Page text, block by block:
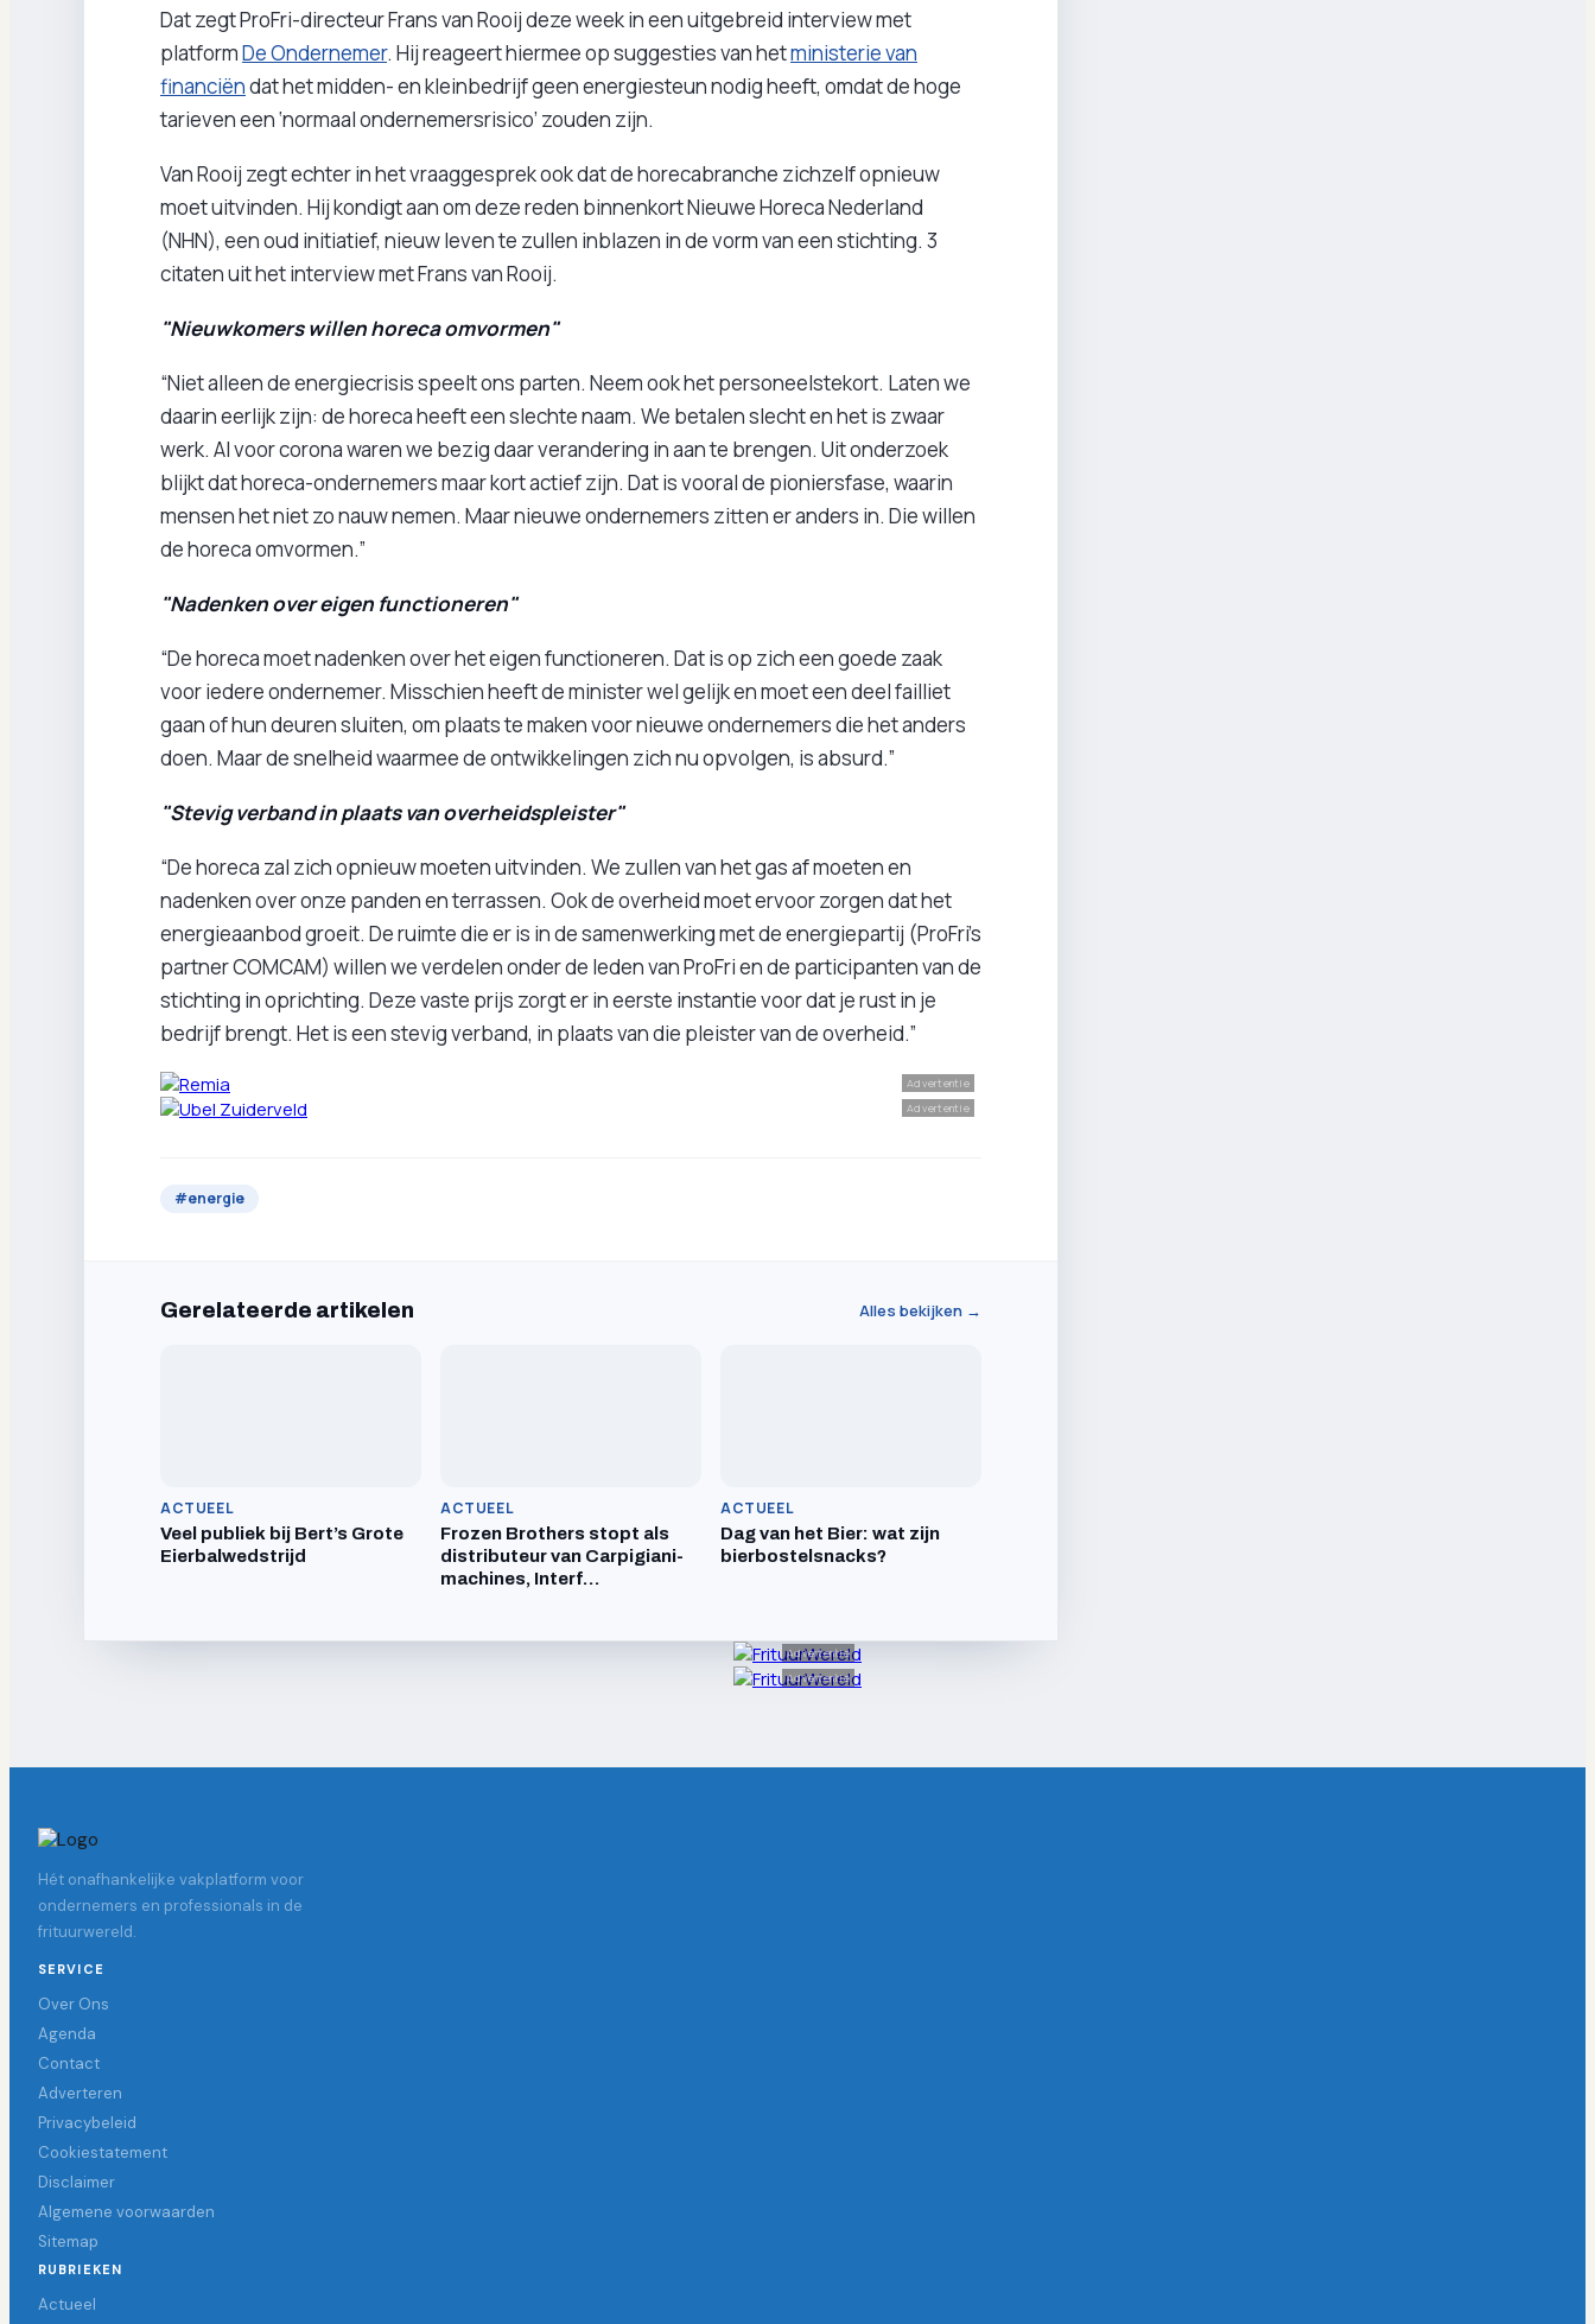
Dat zegt ProFri-directeur Frans van Rooij deze week in een uitgebreid interview met
platformDe Ondernemer. Hij reageert hiermee op suggesties van hetministerie van
financiëndat het midden- en kleinbedrijf geen energiesteun nodig heeft, omdat de hoge
tarieven een ‘normaal ondernemersrisico’ zouden zijn.
Van Rooij zegt echter in het vraaggesprek ook dat de horecabranche zichzelf opnieuw
moet uitvinden. Hij kondigt aan om deze reden binnenkort Nieuwe Horeca Nederland
(NHN), een oud initiatief, nieuw leven te zullen inblazen in de vorm van een stichting. 3
citaten uit het interview met Frans van Rooij.
"Nieuwkomers willen horeca omvormen"
“Niet alleen de energiecrisis speelt ons parten. Neem ook het personeelstekort. Laten we
daarin eerlijk zijn: de horeca heeft een slechte naam. We betalen slecht en het is zwaar
werk. Al voor corona waren we bezig daar verandering in aan te brengen. Uit onderzoek
blijkt dat horeca-ondernemers maar kort actief zijn. Dat is vooral de pioniersfase, waarin
mensen het niet zo nauw nemen. Maar nieuwe ondernemers zitten er anders in. Die willen
de horeca omvormen.”
"Nadenken over eigen functioneren"
“De horeca moet nadenken over het eigen functioneren. Dat is op zich een goede zaak
voor iedere ondernemer. Misschien heeft de minister wel gelijk en moet een deel failliet
gaan of hun deuren sluiten, om plaats te maken voor nieuwe ondernemers die het anders
doen. Maar de snelheid waarmee de ontwikkelingen zich nu opvolgen, is absurd.”
"Stevig verband in plaats van overheidspleister"
“De horeca zal zich opnieuw moeten uitvinden. We zullen van het gas af moeten en
nadenken over onze panden en terrassen. Ook de overheid moet ervoor zorgen dat het
energieaanbod groeit. De ruimte die er is in de samenwerking met de energiepartij (ProFri's
partner COMCAM) willen we verdelen onder de leden van ProFri en de participanten van de
stichting in oprichting. Deze vaste prijs zorgt er in eerste instantie voor dat je rust in je
bedrijf brengt. Het is een stevig verband, in plaats van die pleister van de overheid.”
Advertentie
Advertentie
#energie
Gerelateerde artikelen Alles bekijken →
ACTUEEL
Veel publiek bij Bert’s Grote
Eierbalwedstrijd
ACTUEEL
Frozen Brothers stopt als
distributeur van Carpigiani-
machines, Interf…
ACTUEEL
Dag van het Bier: wat zijn
bierbostelsnacks?
Advertentie
Advertentie
Hét onafhankelijke vakplatform voor
ondernemers en professionals in de
frituurwereld.
SERVICE
Over Ons
Agenda
Contact
Adverteren
Privacybeleid
Cookiestatement
Disclaimer
Algemene voorwaarden
Sitemap
RUBRIEKEN
Actueel